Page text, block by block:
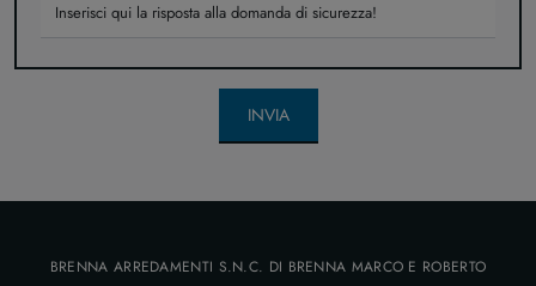
INVIA
BRENNA ARREDAMENTI S.N.C. DI BRENNA MARCO E ROBERTO